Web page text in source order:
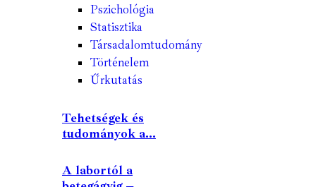
Pszichológia
Statisztika
Társadalomtudomány
Történelem
Űrkutatás
Tehetségek és
tudományok a...
A labortól a